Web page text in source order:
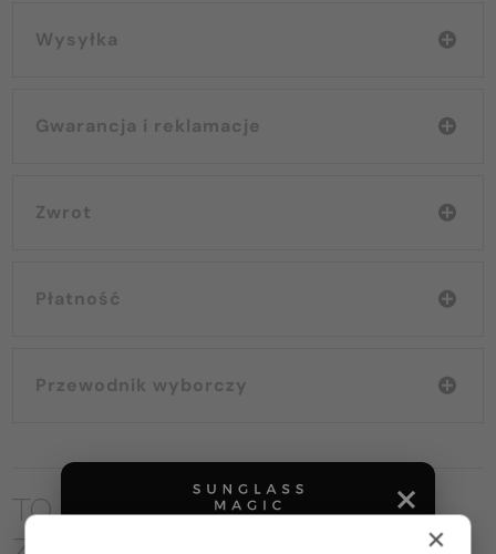
Wysyłka
Gwarancja i reklamacje
Zwrot
Płatność
Przewodnik wyborczy
TO MOŻE CIĘ RÓWNIEŻ
×